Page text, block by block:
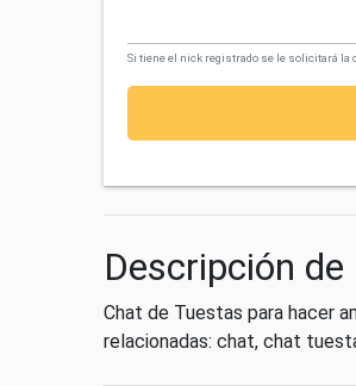
Si tiene el nick registrado se le solicitará la
Descripción
Chat de Tuestas para hacer
relacionadas: chat, chat